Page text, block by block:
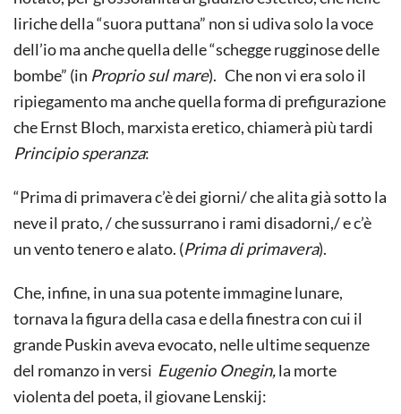
liriche della “suora puttana” non si udiva solo la voce
dell’io ma anche quella delle “schegge rugginose delle
bombe” (in Proprio sul mare). Che non vi era solo il
ripiegamento ma anche quella forma di prefigurazione
che Ernst Bloch, marxista eretico, chiamerà più tardi
Principio speranza:
“Prima di primavera c’è dei giorni/ che alita già sotto la
neve il prato, / che sussurrano i rami disadorni,/ e c’è
un vento tenero e alato. (Prima di primavera).
Che, infine, in una sua potente immagine lunare,
tornava la figura della casa e della finestra con cui il
grande Puskin aveva evocato, nelle ultime sequenze
del romanzo in versi Eugenio Onegin,la morte
violenta del poeta, il giovane Lenskij: